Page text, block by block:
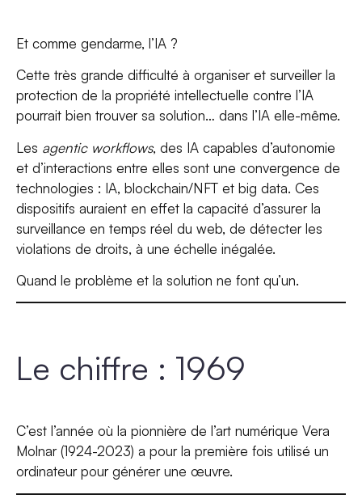
Et comme gendarme, l’IA ?
Cette très grande difficulté à organiser et surveiller la
protection de la propriété intellectuelle contre l’IA
pourrait bien trouver sa solution… dans l’IA elle-même.
Les agentic workflows, des IA capables d’autonomie
et d’interactions entre elles sont une convergence de
technologies : IA, blockchain/NFT et big data. Ces
dispositifs auraient en effet la capacité d’assurer la
surveillance en temps réel du web, de détecter les
violations de droits, à une échelle inégalée.
Quand le problème et la solution ne font qu’un.
Le chiffre : 1969
C’est l’année où la pionnière de l’art numérique Vera
Molnar (1924-2023) a pour la première fois utilisé un
ordinateur pour générer une œuvre.